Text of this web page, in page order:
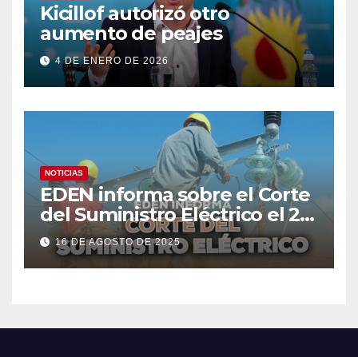
Kicillof autorizó otro
aumento de peajes
4 DE ENERO DE 2026
NOTICIAS
EDEN informa sobre el Corte
del Suministro Eléctrico el 20
de agosto
16 DE AGOSTO DE 2025